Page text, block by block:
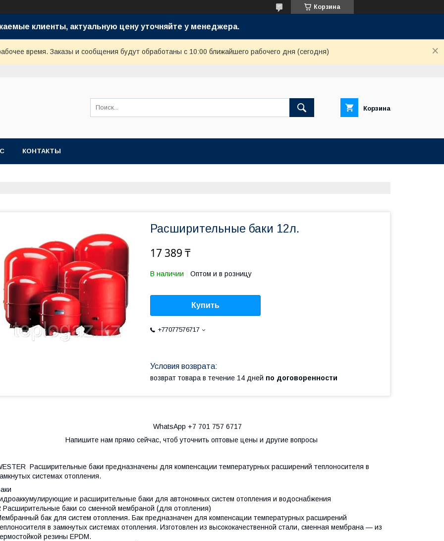
Корзина
клиенты, актуальную цену уточняйте у менеджера.
время. Заказы и сообщения будут обработаны с 10:00 ближайшего рабочего дня (сегодня)
Корзина
КОНТАКТЫ
Расширительные баки 12л.
17 389 ₸
В наличии Оптом и в розницу
Купить
+77077576717
возврат товара в течение 14 дней по договоренности
WhatsApp +7 701 757 6717
Напишите нам прямо сейчас, чтоб уточнить оптовые цены и другие вопросы
Расширительные баки предназначены для компенсации температурных расширений теплоносителя в
системах отопления.
и расширительные баки для автономных систем отопления и водоснабжения
Расширительные баки со сменной мембраной (для отопления)
бак для систем отопления. Бак предназначен для компенсации температурных расширений
в замкнутых системах отопления. Изготовлен из высококачественной стали, сменная мембрана — из
резины EPDM.